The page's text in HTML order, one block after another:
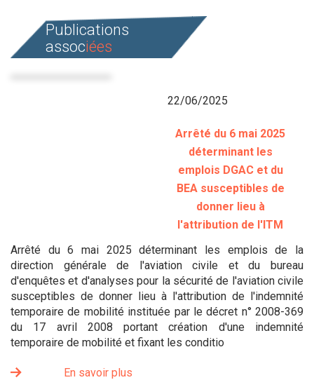
Publications
associées
22/06/2025
Arrêté du 6 mai 2025
déterminant les
emplois DGAC et du
BEA susceptibles de
donner lieu à
l'attribution de l'ITM
Arrêté du 6 mai 2025 déterminant les emplois de la
direction générale de l'aviation civile et du bureau
d'enquêtes et d'analyses pour la sécurité de l'aviation civile
susceptibles de donner lieu à l'attribution de l'indemnité
temporaire de mobilité instituée par le décret n° 2008-369
du 17 avril 2008 portant création d'une indemnité
temporaire de mobilité et fixant les conditio
En savoir plus